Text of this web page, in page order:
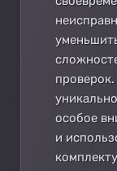
особое
и